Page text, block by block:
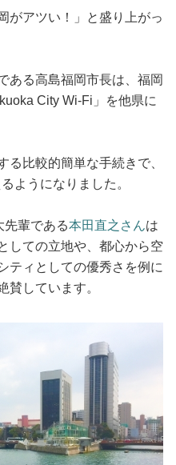
がアツい！」と盛り上がっ
ある高島福岡市長は、福岡
City Wi-Fi」を他県に
る比較的簡単な手続きで、
ようになりました。
先輩である本田直之さんは
しての立地や、都心から空
ティとしての優秀さを例に
賛しています。